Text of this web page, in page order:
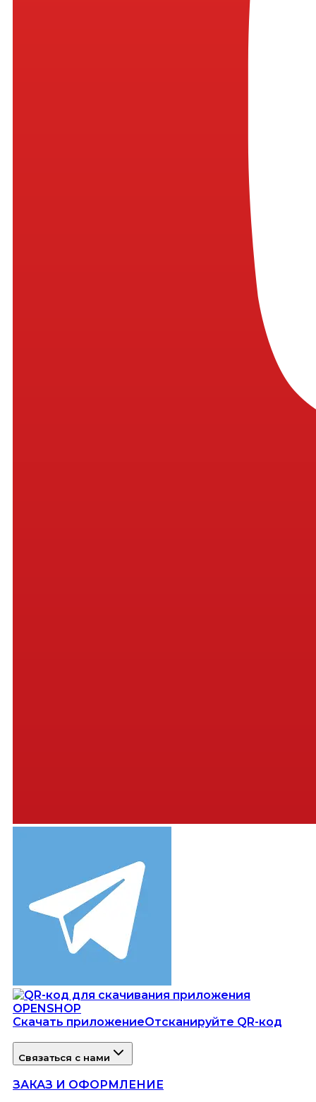
Скачать приложениеОтсканируйте QR-код
Связаться с нами
ЗАКАЗ И ОФОРМЛЕНИЕ